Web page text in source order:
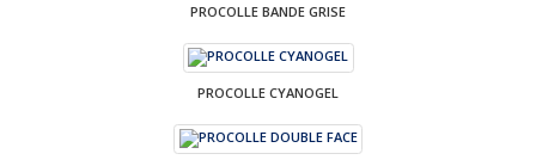
PROCOLLE BANDE GRISE
PROCOLLE CYANOGEL